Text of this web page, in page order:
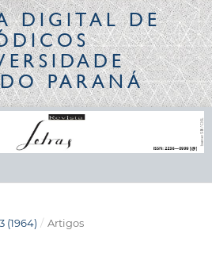
Legislação
Canais
DIGITALDE
PARANÁ
(1964) / Artigos